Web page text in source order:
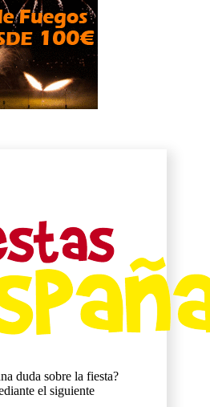
duda sobre la fiesta?
el siguiente